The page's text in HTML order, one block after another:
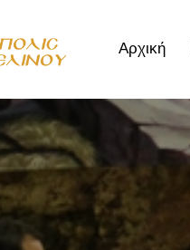
Αρχική
Αρχική Μητρόπολις